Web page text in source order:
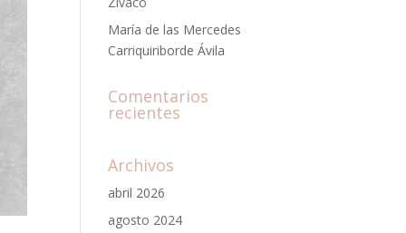
María de las Mercedes
Carriquiriborde Ávila
Comentarios
recientes
Archivos
abril 2026
agosto 2024